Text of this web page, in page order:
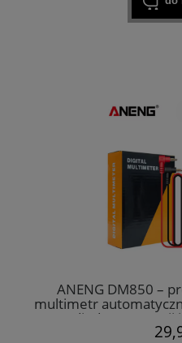
ANENG DM850 –
multimetr
diod, rezystancji